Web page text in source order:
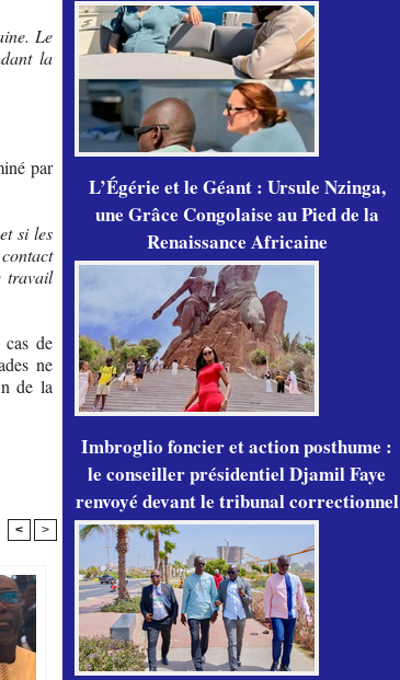
Le
la
par
si les
travail
de
ne
de la
< >
L’Égérie et le Géant : Ursule Nzinga,
une Grâce Congolaise au Pied de la
Renaissance Africaine
Imbroglio foncier et action posthume :
le conseiller présidentiel Djamil Faye
renvoyé devant le tribunal correctionnel